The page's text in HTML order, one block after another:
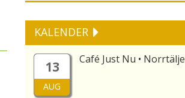
KALENDER
13
AUG
Café Just Nu • Norrtälje